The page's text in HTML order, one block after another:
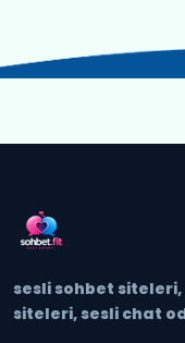
sesli sohbet
siteleri, sesli chat